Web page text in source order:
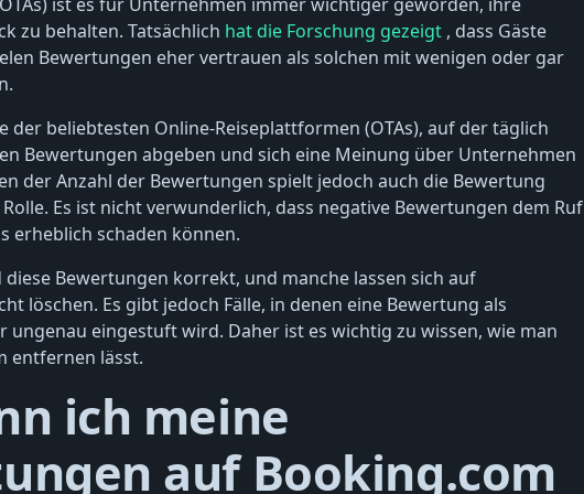
zu behalten. Tatsächlich hat die Forschung gezeigt, dass Gäste
Bewertungen eher vertrauen als solchen mit wenigen oder gar
der beliebtesten Online-Reiseplattformen (OTAs), auf der täglich
Bewertungen abgeben und sich eine Meinung über Unternehmen
der Anzahl der Bewertungen spielt jedoch auch die Bewertung
Es ist nicht verwunderlich, dass negative Bewertungen dem Ruf
erheblich schaden können.
Bewertungen korrekt, und manche lassen sich auf
löschen. Es gibt jedoch Fälle, in denen eine Bewertung als
ungenau eingestuft wird. Daher ist es wichtig zu wissen, wie man
entfernen lässt.
ich meine
auf Booking.com